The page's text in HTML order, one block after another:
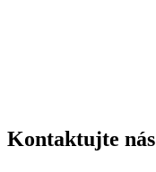
Kontaktujte nás